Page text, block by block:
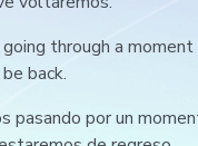
through a
back.
pasando por un